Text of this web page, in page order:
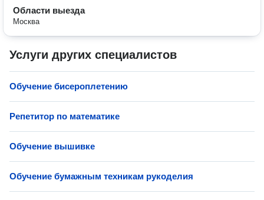
Области выезда
Москва
Услуги других специалистов
Обучение бисероплетению
Репетитор по математике
Обучение вышивке
Обучение бумажным техникам рукоделия